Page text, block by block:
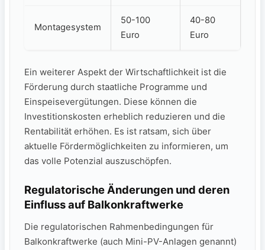
Montagesystem
50-100
Euro
40-80
Euro
Ein ⁢weiterer Aspekt der Wirtschaftlichkeit‌ ist die
Förderung durch staatliche Programme und
Einspeisevergütungen. Diese können ⁢die
Investitionskosten erheblich reduzieren und die
Rentabilität erhöhen. Es ist ratsam, sich über
aktuelle Fördermöglichkeiten zu informieren, um
das volle Potenzial‌ auszuschöpfen.
Regulatorische Änderungen und deren
Einfluss⁣ auf Balkonkraftwerke
Die regulatorischen Rahmenbedingungen für
Balkonkraftwerke (auch Mini-PV-Anlagen genannt)